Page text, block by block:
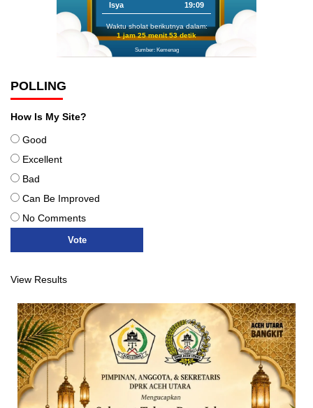
Isya 19:09
Waktu sholat berikutnya dalam:
1 jam 25 menit 52 detik
Sumber: Kemenag
POLLING
How Is My Site?
Good
Excellent
Bad
Can Be Improved
No Comments
View Results